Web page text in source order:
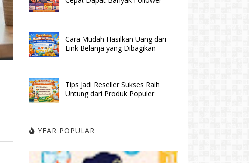
Cara Mudah Hasilkan Uang dari
Link Belanja yang Dibagikan
Tips Jadi Reseller Sukses Raih
Untung dari Produk Populer
YEAR POPULAR